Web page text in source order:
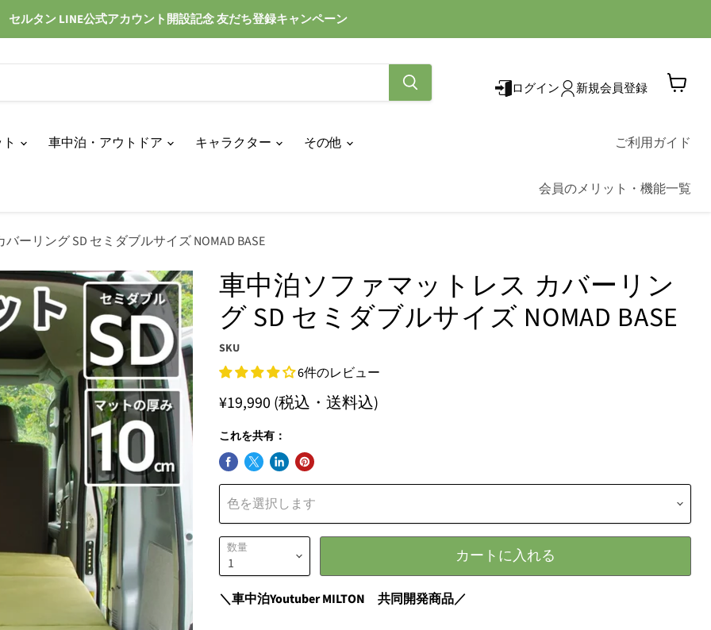
セルタン LINE公式アカウント開設記念 友だち登録キャンペーン
ログイン 新規会員登録
を
車中泊・アウトドア キャラクター その他 ご利用ガイド
会員のメリット・機能一覧
ーリング SD セミダブルサイズ NOMAD BASE
車中泊ソファマットレス カバーリン
グ SD セミダブルサイズ NOMAD BASE
SKU
6件のレビュー
¥19,990 (税込・送料込)
これを共有：
色を選択します
数量 カートに入れる
＼車中泊Youtuber MILTON 共同開発商品／